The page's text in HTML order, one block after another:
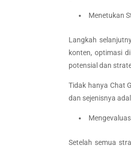
Menetukan
Langkah
konten, optimasi
potensial dan
Tidak hanya Chat
dan sejenisnya
Setelah semua